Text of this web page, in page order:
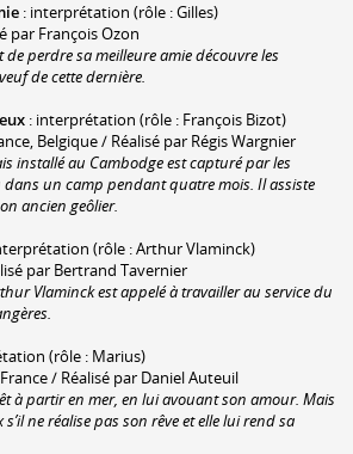
: interprétation (rôle : Gilles)
par François Ozon
de perdre sa meilleure amie découvre les
de cette dernière.
: interprétation (rôle : François Bizot)
Belgique / Réalisé par Régis Wargnier
installé au Cambodge est capturé par les
dans un camp pendant quatre mois. Il assiste
ancien geôlier.
(rôle : Arthur Vlaminck)
par Bertrand Tavernier
Vlaminck est appelé à travailler au service du
(rôle : Marius)
/ Réalisé par Daniel Auteuil
à partir en mer, en lui avouant son amour. Mais
ne réalise pas son rêve et elle lui rend sa